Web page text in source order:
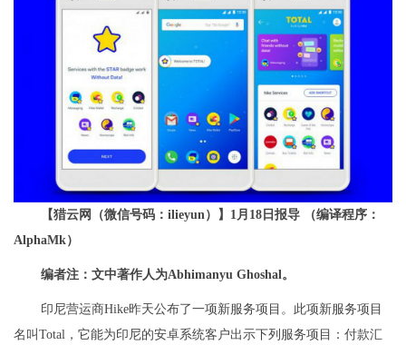
【猎云网（微信号码：ilieyun）】1月18日报导 （编译程序：
AlphaMk）
编者注：文中著作人为Abhimanyu Ghoshal。
印尼营运商Hike昨天公布了一项新服务项目。此项新服务项目
名叫Total，它能为印尼的安卓系统客户出示下列服务项目：付款汇